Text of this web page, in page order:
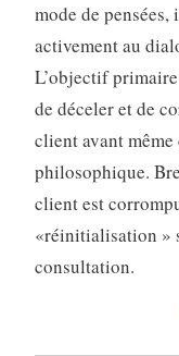
mode de
activement au
L’objectif
de déceler et de
client avant
philosophique.
client est
«réinitialisation »
consultation.